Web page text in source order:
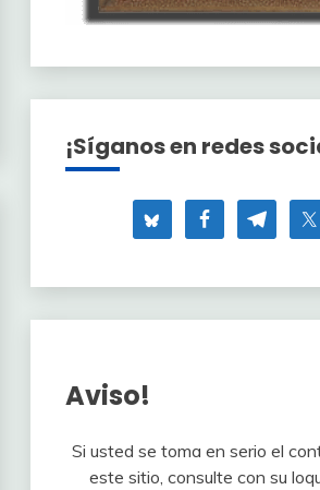
¡Síganos en redes
Aviso!
Si usted se toma en serio el
este sitio, consulte con su